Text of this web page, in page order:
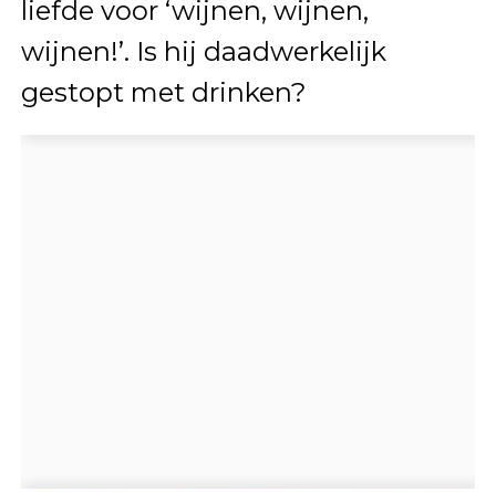
liefde voor ‘wijnen, wijnen,
wijnen!’. Is hij daadwerkelijk
gestopt met drinken?